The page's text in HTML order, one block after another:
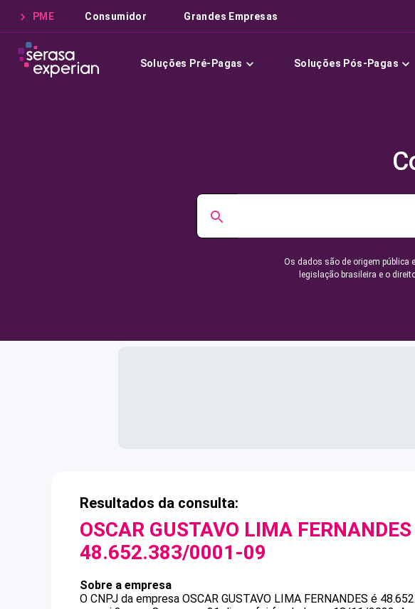
PME Consumidor Grandes Empresas
Soluções Pré-Pagas Soluções Pós-Pagas
Os dados são de origem pública
legislação brasileira e o
Resultados da consulta:
OSCAR GUSTAVO LIMA FERNANDES
48.652.383/0001-09
Sobre a empresa
O CNPJ da empresa OSCAR GUSTAVO LIMA FERNANDES é